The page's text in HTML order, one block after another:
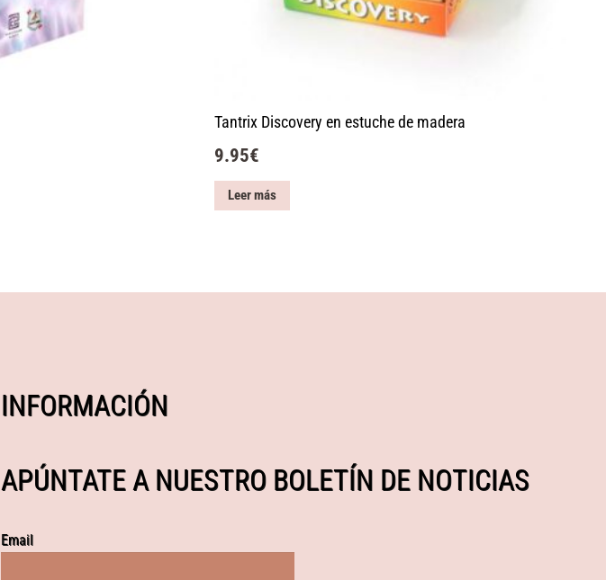
Tantrix Discovery en estuche de madera
9.95€
Leer más
INFORMACIÓN
APÚNTATE A NUESTRO BOLETÍN DE NOTICIAS
Email